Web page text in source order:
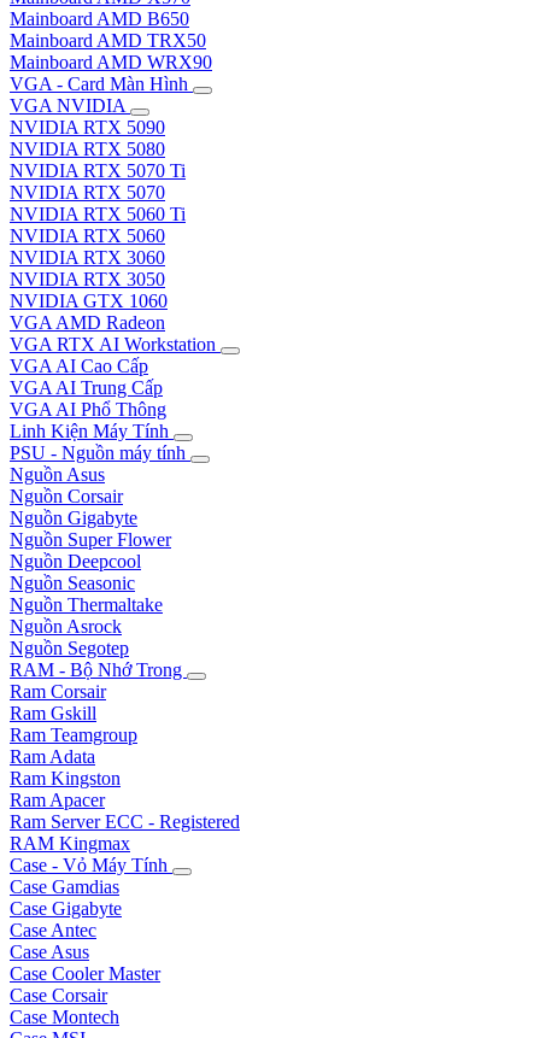
Mainboard AMD B650
Mainboard AMD TRX50
Mainboard AMD WRX90
VGA - Card Màn Hình
VGA NVIDIA
NVIDIA RTX 5090
NVIDIA RTX 5080
NVIDIA RTX 5070 Ti
NVIDIA RTX 5070
NVIDIA RTX 5060 Ti
NVIDIA RTX 5060
NVIDIA RTX 3060
NVIDIA RTX 3050
NVIDIA GTX 1060
VGA AMD Radeon
VGA RTX AI Workstation
VGA AI Cao Cấp
VGA AI Trung Cấp
VGA AI Phổ Thông
Linh Kiện Máy Tính
PSU - Nguồn máy tính
Nguồn Asus
Nguồn Corsair
Nguồn Gigabyte
Nguồn Super Flower
Nguồn Deepcool
Nguồn Seasonic
Nguồn Thermaltake
Nguồn Asrock
Nguồn Segotep
RAM - Bộ Nhớ Trong
Ram Corsair
Ram Gskill
Ram Teamgroup
Ram Adata
Ram Kingston
Ram Apacer
Ram Server ECC - Registered
RAM Kingmax
Case - Vỏ Máy Tính
Case Gamdias
Case Gigabyte
Case Antec
Case Asus
Case Cooler Master
Case Corsair
Case Montech